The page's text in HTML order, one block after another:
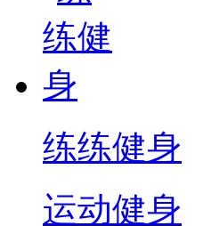
练练健身
运动健身